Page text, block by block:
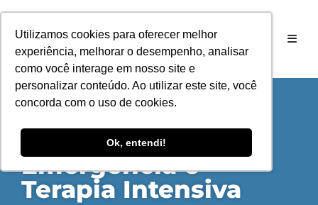
Utilizamos cookies para oferecer melhor
experiência, melhorar o desempenho, analisar
como você interage em nosso site e
personalizar conteúdo. Ao utilizar este site, você
concorda com o uso de cookies.
Ok, entendi!
PÓS-GRADUAÇÃO PRESENCIAL EM
Enfermagem em
Emergência e
Terapia Intensiva